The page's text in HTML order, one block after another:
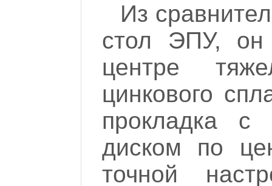
Из
стол ЭПУ, он
центре
цинкового
прокладка с
диском по
точной